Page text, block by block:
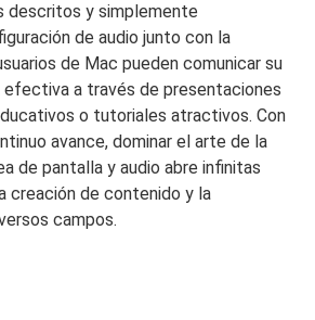
descritos y simplemente
de audio junto con la
de Mac pueden comunicar su
efectiva a través de presentaciones
o tutoriales atractivos. Con
avance, dominar el arte de la
de pantalla y audio abre infinitas
creación de contenido y la
campos.